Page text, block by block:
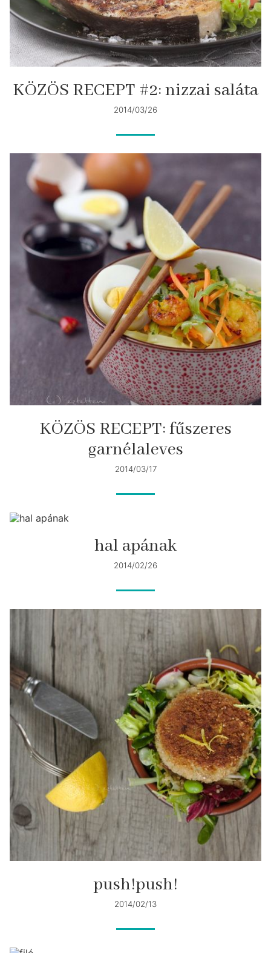
KÖZÖS RECEPT #2: nizzai saláta
2014/03/26
KÖZÖS RECEPT: fűszeres
garnélaleves
2014/03/17
hal apának
2014/02/26
push!push!
2014/02/13